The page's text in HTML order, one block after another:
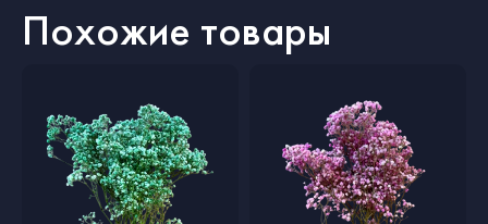
Похожие товары